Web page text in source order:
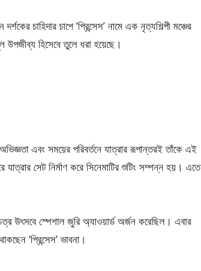
চাহিদার চাপে ‘প্রিন্সেস’ নামে এক নৃত্যশিল্পী মঞ্চের
উপজীব্য হিসেবে তুলে ধরা হয়েছে।
এবং সময়ের পরিবর্তনে যাত্রার রূপান্তরই তাঁকে এই
যাত্রার সেট নির্মাণ করে সিনেমাটির শুটিং সম্পন্ন হয়। এতে
উৎসবে স্পেশাল জুরি অ্যাওয়ার্ড অর্জন করেছিল। এবার
‘প্রিন্সেস’ ভাবনা।